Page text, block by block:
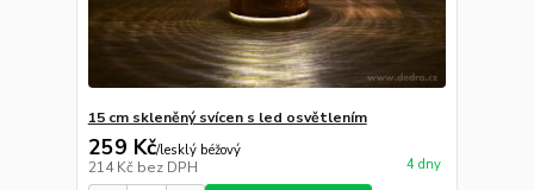
15 cm skleněný svícen s led osvětlením
259 Kč/lesklý béžový
214 Kč bez DPH 4 dny